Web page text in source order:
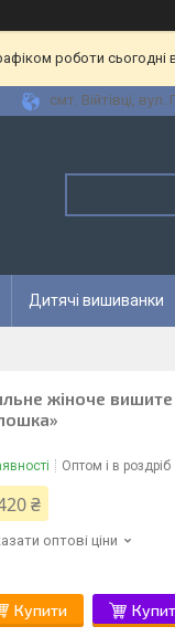
роботи
смт. Війтівці, вул.
Дитячі вишиванки
жіноче
Оптом і в роздріб
₴
оптові ціни
Купити